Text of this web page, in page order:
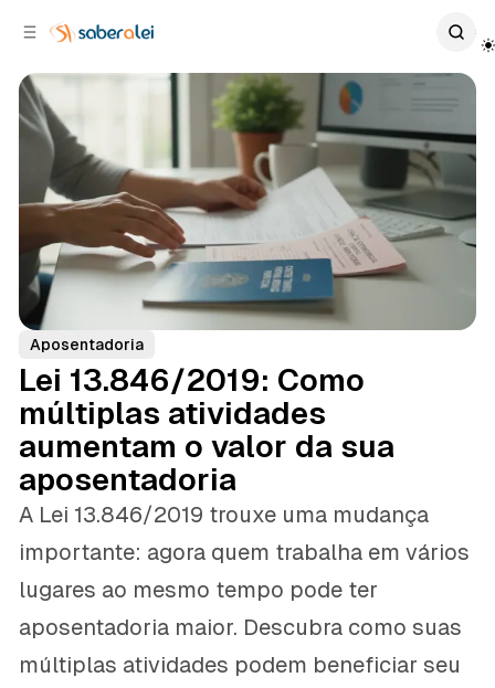
Aposentadoria
Lei 13.846/2019: Como
múltiplas atividades
aumentam o valor da sua
aposentadoria
A Lei 13.846/2019 trouxe uma mudança
importante: agora quem trabalha em vários
lugares ao mesmo tempo pode ter
aposentadoria maior. Descubra como suas
múltiplas atividades podem beneficiar seu